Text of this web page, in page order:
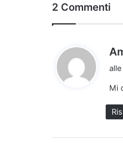
2 Commenti
Mi